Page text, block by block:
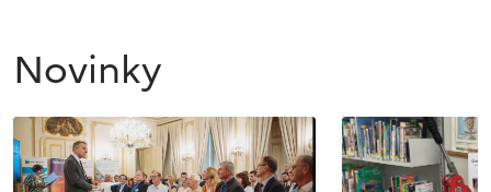
Novinky